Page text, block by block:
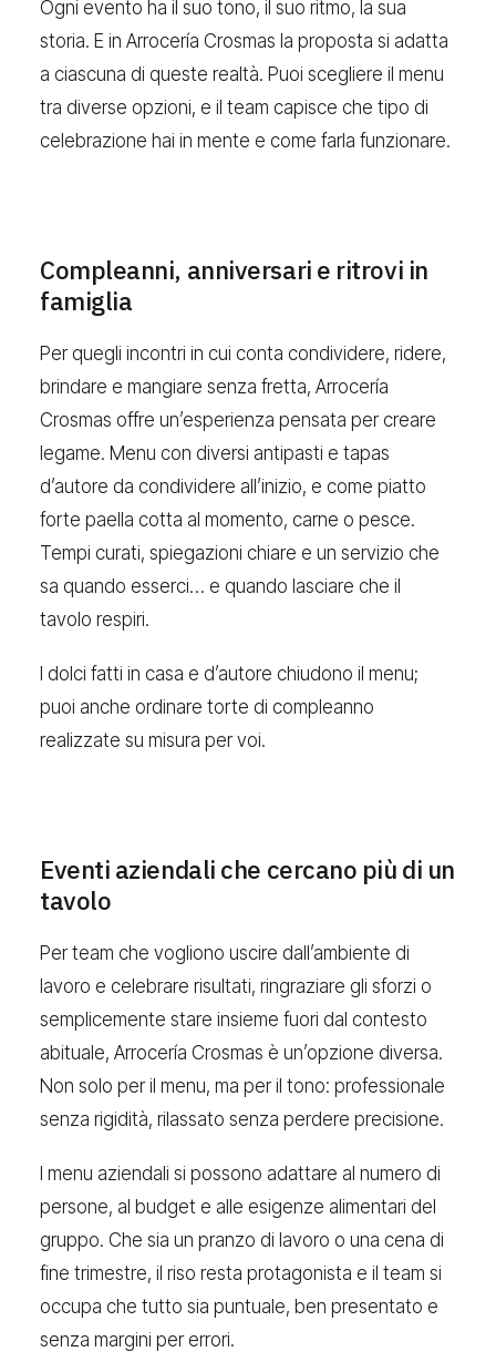
Ogni evento ha il suo tono, il suo ritmo, la sua
storia. E in Arrocería Crosmas la proposta si adatta
a ciascuna di queste realtà. Puoi scegliere il menu
tra diverse opzioni, e il team capisce che tipo di
celebrazione hai in mente e come farla funzionare.
Compleanni, anniversari e ritrovi in
famiglia
Per quegli incontri in cui conta condividere, ridere,
brindare e mangiare senza fretta, Arrocería
Crosmas offre un’esperienza pensata per creare
legame. Menu con diversi antipasti e tapas
d’autore da condividere all’inizio, e come piatto
forte paella cotta al momento, carne o pesce.
Tempi curati, spiegazioni chiare e un servizio che
sa quando esserci… e quando lasciare che il
tavolo respiri.
I dolci fatti in casa e d’autore chiudono il menu;
puoi anche ordinare torte di compleanno
realizzate su misura per voi.
Eventi aziendali che cercano più di un
tavolo
Per team che vogliono uscire dall’ambiente di
lavoro e celebrare risultati, ringraziare gli sforzi o
semplicemente stare insieme fuori dal contesto
abituale, Arrocería Crosmas è un’opzione diversa.
Non solo per il menu, ma per il tono: professionale
senza rigidità, rilassato senza perdere precisione.
I menu aziendali si possono adattare al numero di
persone, al budget e alle esigenze alimentari del
gruppo. Che sia un pranzo di lavoro o una cena di
fine trimestre, il riso resta protagonista e il team si
occupa che tutto sia puntuale, ben presentato e
senza margini per errori.